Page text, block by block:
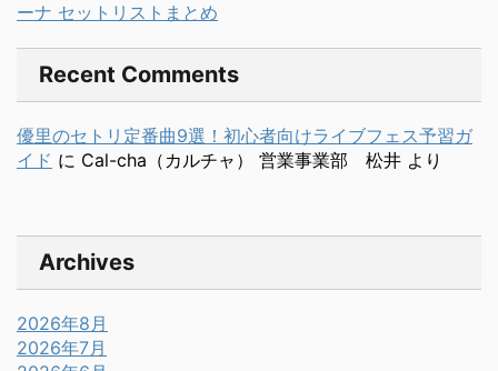
ーナ セットリストまとめ
Recent Comments
優里のセトリ定番曲9選！初心者向けライブフェス予習ガ
イド に Cal-cha（カルチャ） 営業事業部 松井 より
Archives
2026年8月
2026年7月